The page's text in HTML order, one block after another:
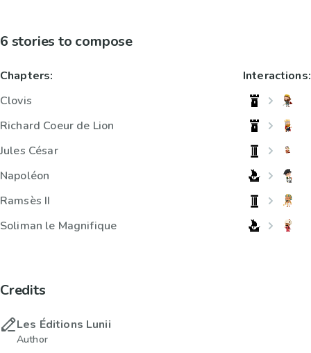
6 stories to compose
Chapters:
Clovis
Richard Coeur de Lion
Jules César
Napoléon
Ramsès II
Soliman le Magnifique
Interactions:
Credits
Les Éditions Lunii
Author